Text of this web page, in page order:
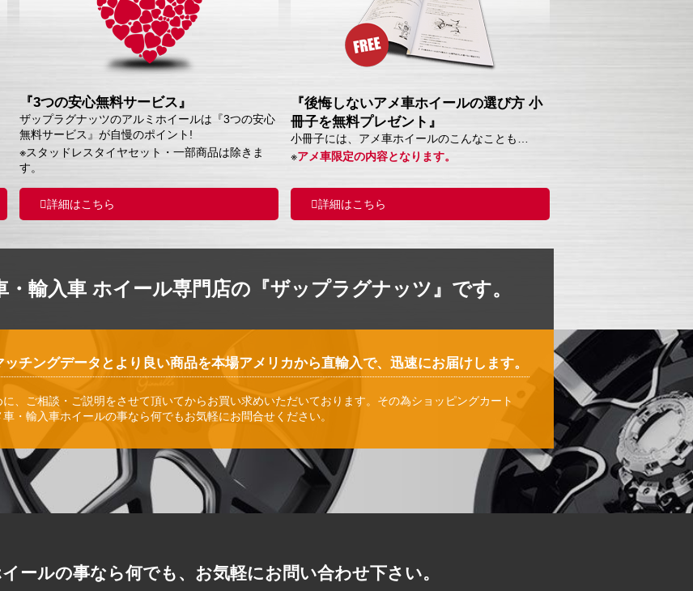
『3つの安心無料サービス』
ザップラグナッツのアルミホイールは『3つの安心
無料サービス』が自慢のポイント!
※スタッドレスタイヤセット・一部商品は除きま
す。
詳細はこちら
『後悔しないアメ車ホイールの選び方 小
冊子を無料プレゼント』
小冊子には、アメ車ホイールのこんなことも…
※アメ車限定の内容となります。
詳細はこちら
・輸入車 ホイール専門店の『ザップラグナッツ』です。
チングデータとより良い商品を本場アメリカから直輸入で、迅速にお届けします。
、ご相談・ご説明をさせて頂いてからお買い求めいただいております。その為ショッピングカート
・輸入車ホイールの事なら何でもお気軽にお問合せください。
ールの事なら何でも、お気軽にお問い合わせ下さい。